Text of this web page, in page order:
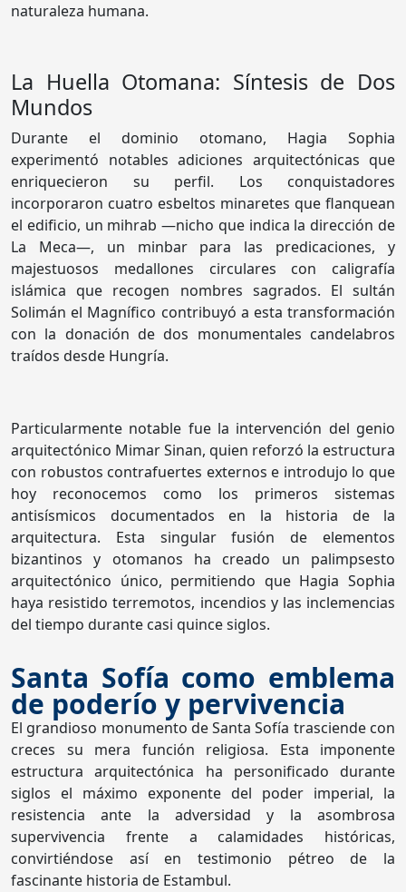
naturaleza humana.
La Huella Otomana: Síntesis de Dos
Mundos
Durante el dominio otomano, Hagia Sophia
experimentó notables adiciones arquitectónicas que
enriquecieron su perfil. Los conquistadores
incorporaron cuatro esbeltos minaretes que flanquean
el edificio, un mihrab —nicho que indica la dirección de
La Meca—, un minbar para las predicaciones, y
majestuosos medallones circulares con caligrafía
islámica que recogen nombres sagrados. El sultán
Solimán el Magnífico contribuyó a esta transformación
con la donación de dos monumentales candelabros
traídos desde Hungría.
Particularmente notable fue la intervención del genio
arquitectónico Mimar Sinan, quien reforzó la estructura
con robustos contrafuertes externos e introdujo lo que
hoy reconocemos como los primeros sistemas
antisísmicos documentados en la historia de la
arquitectura. Esta singular fusión de elementos
bizantinos y otomanos ha creado un palimpsesto
arquitectónico único, permitiendo que Hagia Sophia
haya resistido terremotos, incendios y las inclemencias
del tiempo durante casi quince siglos.
Santa Sofía como emblema
de poderío y pervivencia
El grandioso monumento de Santa Sofía trasciende con
creces su mera función religiosa. Esta imponente
estructura arquitectónica ha personificado durante
siglos el máximo exponente del poder imperial, la
resistencia ante la adversidad y la asombrosa
supervivencia frente a calamidades históricas,
convirtiéndose así en testimonio pétreo de la
fascinante historia de Estambul.